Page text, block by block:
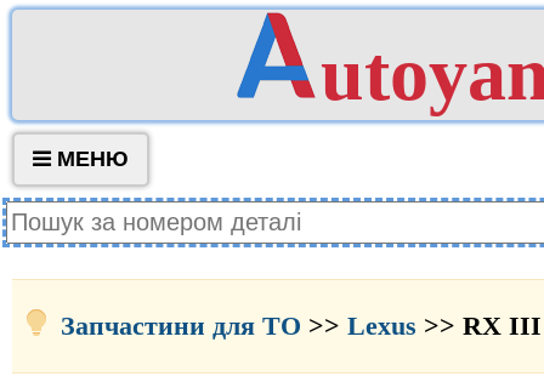
МЕНЮ
Запчастини для ТО >> Lexus >> RX III